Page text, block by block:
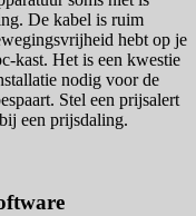
De kabel is ruim
hebt op je
kast. Het is een kwestie
nodig voor de
Stel een prijsalert
een prijsdaling.